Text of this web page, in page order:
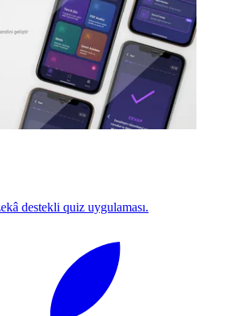
destekli quiz uygulaması.